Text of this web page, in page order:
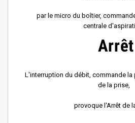
par le micro du boîtier,
centrale
Arrêt
L'interruption du débit, commande la
de la prise,
provoque l'Arrêt de